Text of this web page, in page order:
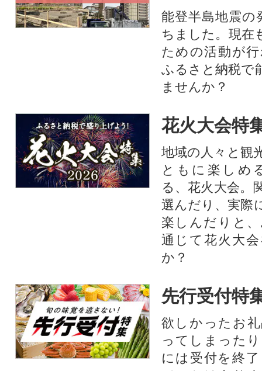
能登半島地震の
ちました。現在
ための活動が
ふるさと納税で
ませんか？
花火大会特
地域の人々と観
ともに楽しめ
る、花火大会。
選んだり、実際
楽しんだりと
通じて花火大
か？​
先行受付特
欲しかったお
ってしまった
には受付を終